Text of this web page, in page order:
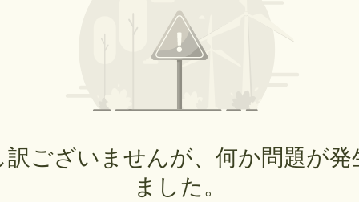
訳ございませんが、何か問題が発
ました。